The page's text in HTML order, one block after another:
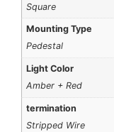
Square
Mounting Type
Pedestal
Light Color
Amber + Red
termination
Stripped Wire